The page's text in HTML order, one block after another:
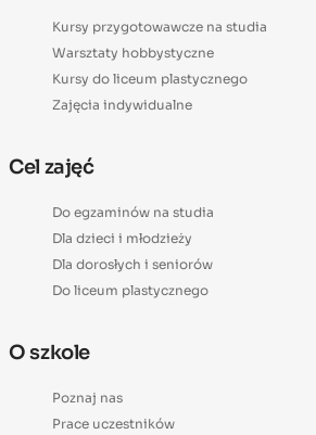
Kursy przygotowawcze na studia
Warsztaty hobbystyczne
Kursy do liceum plastycznego
Zajęcia indywidualne
Cel zajęć
Do egzaminów na studia
Dla dzieci i młodzieży
Dla dorosłych i seniorów
Do liceum plastycznego
O szkole
Poznaj nas
Prace uczestników